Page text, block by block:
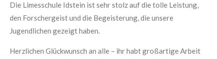
Die Limesschule Idstein ist sehr stolz auf die tolle Leistung,
den Forschergeist und die Begeisterung, die unsere
Jugendlichen gezeigt haben.
Herzlichen Glückwunsch an alle – ihr habt großartige Arbeit